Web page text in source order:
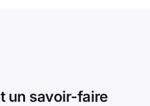
un savoir-faire